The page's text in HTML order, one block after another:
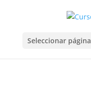
Seleccionar página